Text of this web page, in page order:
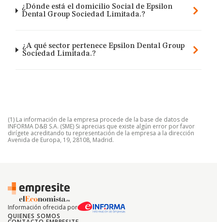
¿Dónde está el domicilio Social de Epsilon
Dental Group Sociedad Limitada.?
¿A qué sector pertenece Epsilon Dental Group
Sociedad Limitada.?
(1) La información de la empresa procede de la base de datos de
INFORMA D&B S.A. (SME) Si aprecias que existe algún error por favor
dirígete acreditando tu representación de la empresa a la dirección
Avenida de Europa, 19, 28108, Madrid.
Información ofrecida por
QUIENES SOMOS